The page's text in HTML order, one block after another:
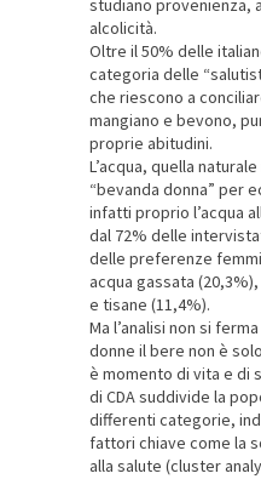
studiano provenienza,
alcolicità.
Oltre il 50% delle
categoria delle
che riescono a
mangiano e bevono,
proprie abitudini.
L’acqua, quella
“bevanda donna” per
infatti proprio l’acqua
dal 72% delle
delle preferenze
acqua gassata
e tisane (11,4%).
Ma l’analisi non si
donne il bere non è
è momento di vita e di
di CDA suddivide la
differenti categorie,
fattori chiave come la
alla salute (cluster